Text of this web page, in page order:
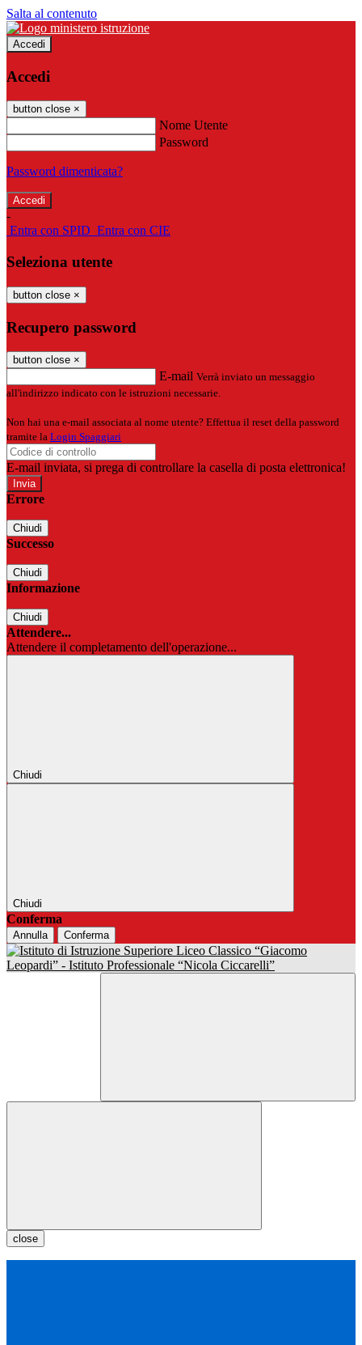
Salta al contenuto
Accedi
Accedi
button close ×
Nome Utente
Password
Password dimenticata?
-
Entra con SPID Entra con CIE
Seleziona utente
button close ×
Recupero password
button close ×
E-mail Verrà inviato un messaggio
all'indirizzo indicato con le istruzioni necessarie.
Non hai una e-mail associata al nome utente? Effettua il reset della password
tramite la Login Spaggiari
E-mail inviata, si prega di controllare la casella di posta elettronica!
Errore
Chiudi
Successo
Chiudi
Informazione
Chiudi
Attendere...
Attendere il completamento dell'operazione...
Chiudi
Chiudi
Conferma
Annulla Conferma
close